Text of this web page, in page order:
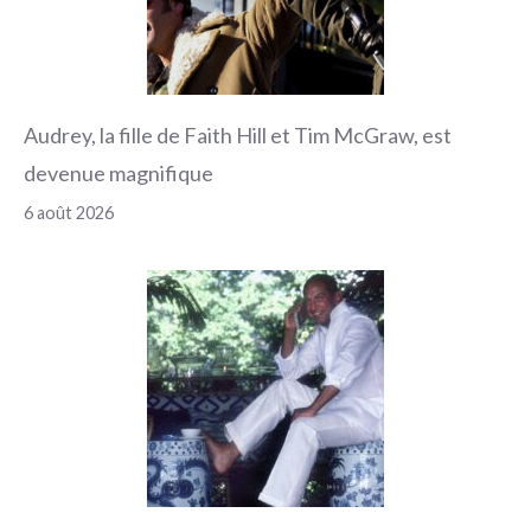
Audrey, la fille de Faith Hill et Tim McGraw, est
devenue magnifique
6 août 2026